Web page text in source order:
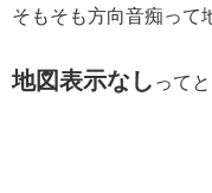
そもそも方向音痴って
地図表示なし って